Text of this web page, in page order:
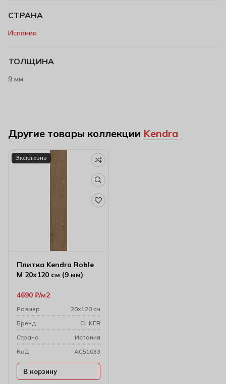
СТРАНА
Испания
ТОЛЩИНА
9 мм
Другие товары коллекции Kendra
Эксклюзив
Плитка Kendra Roble
M 20х120 см (9 мм)
4690 ₽ м2
Размер
20х120 см
Бренд
CL KER
Cтрана
Испания
Код
AC51033
В корзину